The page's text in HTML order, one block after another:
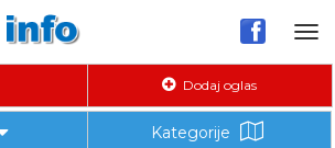
Dodaj oglas
Kategorije